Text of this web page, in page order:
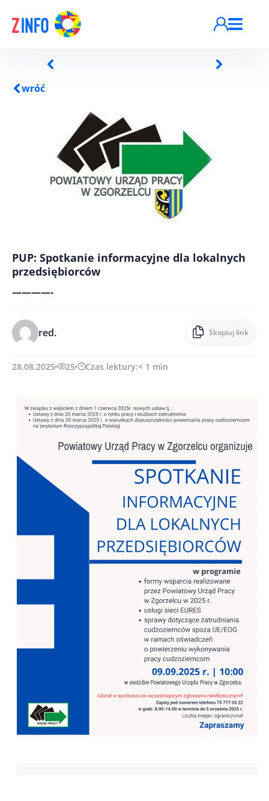
wróć
PUP: Spotkanie informacyjne dla lokalnych
przedsiębiorców
————-
red. Skopiuj link
28.08.2025 25 Czas lektury:< 1 min